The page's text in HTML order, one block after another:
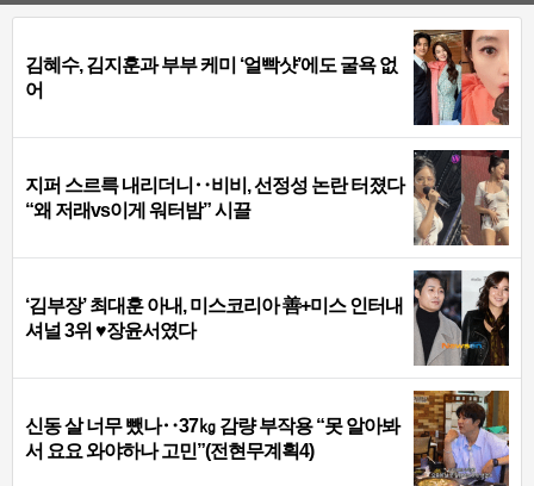
김혜수, 김지훈과 부부 케미 ‘얼빡샷’에도 굴욕 없
어
지퍼 스르륵 내리더니‥비비, 선정성 논란 터졌다
“왜 저래vs이게 워터밤” 시끌
‘김부장’ 최대훈 아내, 미스코리아 善+미스 인터내
셔널 3위 ♥장윤서였다
신동 살 너무 뺐나‥37㎏ 감량 부작용 “못 알아봐
서 요요 와야하나 고민”(전현무계획4)